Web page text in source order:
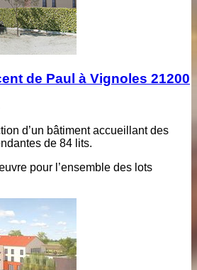
de Paul à Vignoles 21200
d’un bâtiment accueillant des
de 84 lits.
pour l’ensemble des lots